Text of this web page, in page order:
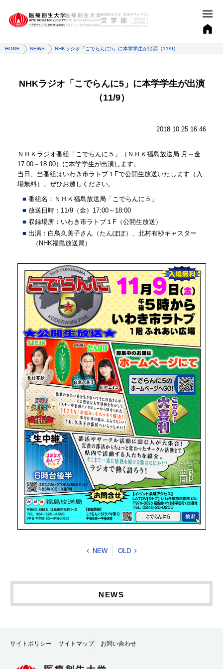
HOME NEWS NHKラジオ「こでらんに5」に本学学生が出演（11/9）
NHKラジオ「こでらんに5」に本学学生が出演
（11/9）
2018.10.25 16:46
ＮＨＫラジオ番組「こでらんに５」（ＮＨＫ福島放送局 月～金
17:00～18:00）に本学学生が出演します。
当日、当番組はいわき市ラトブ１Fで公開生放送いたします（入
場無料）。ぜひお越しください。
番組名：ＮＨＫ福島放送局「こでらんに５」
放送日時：11/9（金）17:00～18:00
収録場所：いわき市ラトブ１F（公開生放送）
出演：白鳥久美子さん（たんぽぽ）、北村有紗キャスター
（NHK福島放送局）
NEW OLD
NEWS
サイトポリシー サイトマップ お問い合わせ